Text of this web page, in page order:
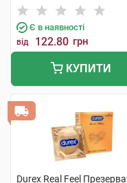
Є в наявності
від 122.80 грн
КУПИТИ
Durex Real Feel